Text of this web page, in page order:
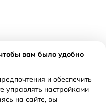
вам было удобно
и обеспечить
управлять настройками
на сайте, вы